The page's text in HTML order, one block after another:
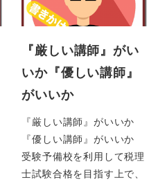
『厳しい講師』がい
いか『優しい講師』
がいいか
『厳しい講師』がいいか
『優しい講師』がいいか
受験予備校を利用して税理
士試験合格を目指す上で、